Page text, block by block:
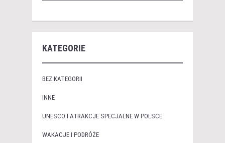
KATEGORIE
BEZ KATEGORII
INNE
UNESCO I ATRAKCJE SPECJALNE W POLSCE
WAKACJE I PODRÓŻE